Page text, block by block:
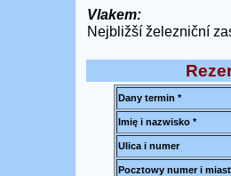
Vlakem:
Nejbližší železniční
Dany termin *
Imię i nazwisko *
Ulica i numer
Pocztowy numer i